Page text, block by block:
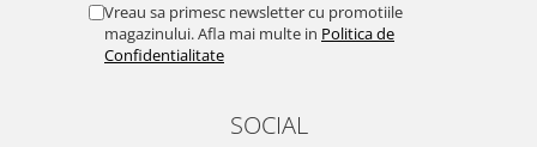
Vreau sa primesc newsletter cu promotiile
magazinului. Afla mai multe in Politica de
Confidentialitate
SOCIAL